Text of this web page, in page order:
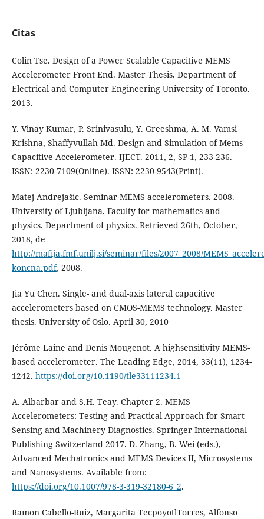
Citas
Colin Tse. Design of a Power Scalable Capacitive MEMS
Accelerometer Front End. Master Thesis. Department of
Electrical and Computer Engineering University of Toronto.
2013.
Y. Vinay Kumar, P. Srinivasulu, Y. Greeshma, A. M. Vamsi
Krishna, Shaffyvullah Md. Design and Simulation of Mems
Capacitive Accelerometer. IJECT. 2011, 2, SP-1, 233-236.
ISSN: 2230-7109(Online). ISSN: 2230-9543(Print).
Matej Andrejašic. Seminar MEMS accelerometers. 2008.
University of Ljubljana. Faculty for mathematics and
physics. Department of physics. Retrieved 26th, October,
2018, de
http://mafija.fmf.unilj.si/seminar/files/2007_2008/
koncna.pdf, 2008.
Jia Yu Chen. Single- and dual-axis lateral capacitive
accelerometers based on CMOS-MEMS technology. Master
thesis. University of Oslo. April 30, 2010
Jérôme Laine and Denis Mougenot. A highsensitivity MEMS-
based accelerometer. The Leading Edge, 2014, 33(11), 1234-
1242. https://doi.org/10.1190/tle33111234.1
A. Albarbar and S.H. Teay. Chapter 2. MEMS
Accelerometers: Testing and Practical Approach for Smart
Sensing and Machinery Diagnostics. Springer International
Publishing Switzerland 2017. D. Zhang, B. Wei (eds.),
Advanced Mechatronics and MEMS Devices II, Microsystems
and Nanosystems. Available from:
https://doi.org/10.1007/978-3-319-32180-6_2.
Ramon Cabello-Ruiz, Margarita TecpoyotlTorres, Alfonso